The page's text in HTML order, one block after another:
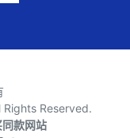
Reserved.
同款网站